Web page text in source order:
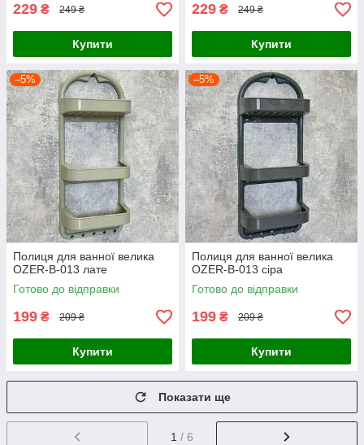
229 ₴ 249 ₴
Купити
229 ₴ 249 ₴
Купити
–5%
Полиця для ванної велика
OZER-B-013 лате
Готово до відправки
199 ₴ 209 ₴
Купити
–5%
Полиця для ванної велика
OZER-B-013 сіра
Готово до відправки
199 ₴ 209 ₴
Купити
Показати ще
1 / 6